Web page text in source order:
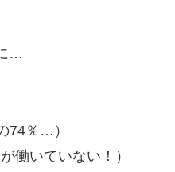
…
74％…）
働いていない！）